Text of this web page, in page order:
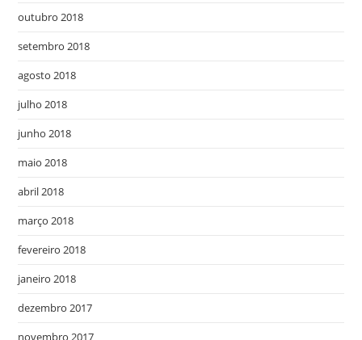
outubro 2018
setembro 2018
agosto 2018
julho 2018
junho 2018
maio 2018
abril 2018
março 2018
fevereiro 2018
janeiro 2018
dezembro 2017
novembro 2017